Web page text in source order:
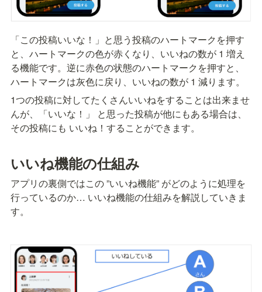
「この投稿いいな！」と思う投稿のハートマークを押す
と、ハートマークの色が赤くなり、いいねの数が 1 増え
る機能です。逆に赤色の状態のハートマークを押すと、
ハートマークは灰色に戻り、いいねの数が 1 減ります。
1つの投稿に対してたくさんいいねをすることは出来ませ
んが、「いいな！」 と思った投稿が他にもある場合は、
その投稿にも いいね！することができます。
いいね機能の仕組み
アプリの裏側ではこの ”いいね機能” がどのように処理を
行っているのか… いいね機能の仕組みを解説していきま
す。